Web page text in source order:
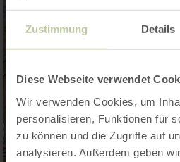
Zustimmung Details
Diese Webseite verwendet
Wir verwenden Cookies, um
personalisieren, Funktionen für
zu können und die Zugriffe auf
analysieren. Außerdem geben